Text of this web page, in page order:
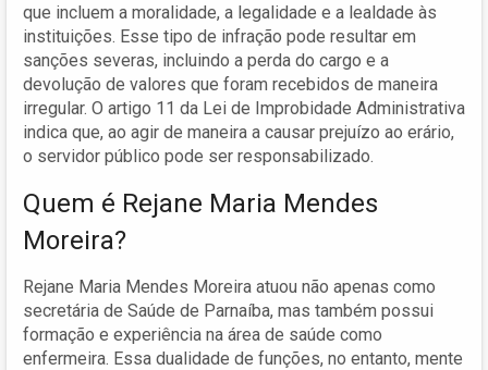
que incluem a moralidade, a legalidade e a lealdade às
instituições. Esse tipo de infração pode resultar em
sanções severas, incluindo a perda do cargo e a
devolução de valores que foram recebidos de maneira
irregular. O artigo 11 da Lei de Improbidade Administrativa
indica que, ao agir de maneira a causar prejuízo ao erário,
o servidor público pode ser responsabilizado.
Quem é Rejane Maria Mendes
Moreira?
Rejane Maria Mendes Moreira atuou não apenas como
secretária de Saúde de Parnaíba, mas também possui
formação e experiência na área de saúde como
enfermeira. Essa dualidade de funções, no entanto, mente